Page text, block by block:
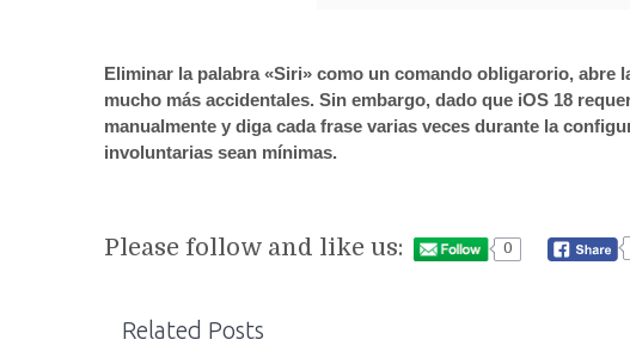
Eliminar la palabra «Siri» como un comando obligarorio, abre
mucho más accidentales. Sin embargo, dado que iOS 18
manualmente y diga cada frase varias veces durante la
involuntarias sean mínimas.
Please follow and like us: 0
Related Posts